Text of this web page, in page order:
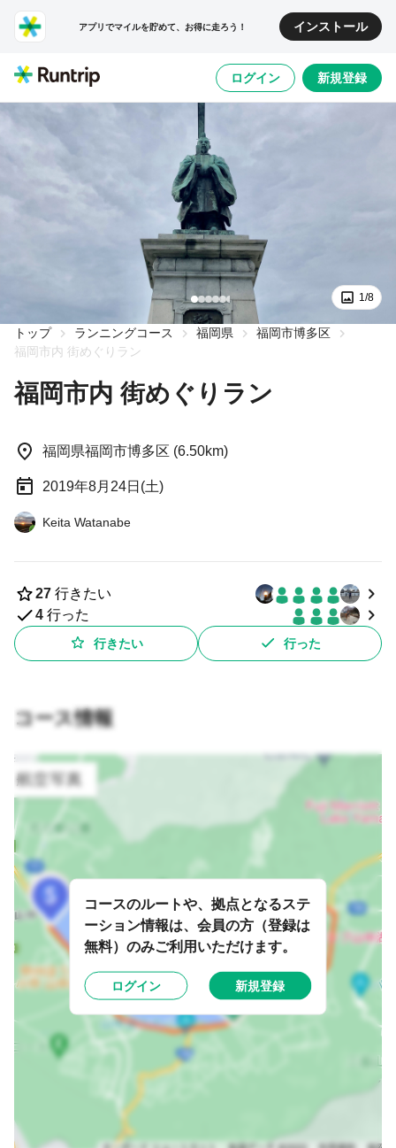
アプリでマイルを貯めて、お得に走ろう！ インストール
ログイン 新規登録
1/8
トップ ランニングコース 福岡県
福岡市博多区
福岡市内 街めぐりラン
福岡市内 街めぐりラン
福岡県福岡市博多区 (6.50km)
2019年8月24日(土)
Keita Watanabe
27 行きたい
4 行った
行きたい 行った
コース情報
コースのルートや、拠点となるステ
ーション情報は、会員の方（登録は
無料）のみご利用いただけます。
ログイン 新規登録